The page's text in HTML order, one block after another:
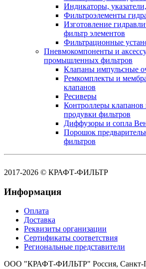
Индикаторы,
Фильтроэлементы
Изготовление
фильтр элементов
Фильтрационные
Пневмокомпоненты и
промышленных фильтров
Клапаны импульсные
Ремкомплекты и
клапанов
Ресиверы
Контроллеры клапанов
продувки фильтров
Диффузоры и сопла
Порошок
фильтров
2017-2026 © КРАФТ-ФИЛЬТР
Информация
Оплата
Доставка
Реквизиты организации
Сертификаты соответствия
Региональные представители
ООО "КРАФТ-ФИЛЬТР" Россия, Санкт-